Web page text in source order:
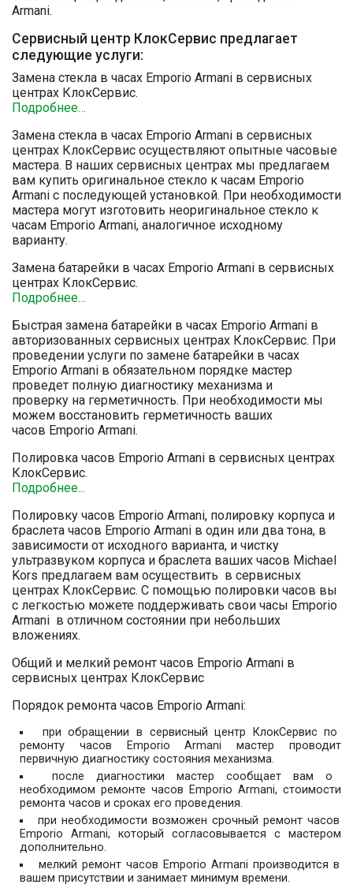
Armani.
Сервисный центр КлокСервис предлагает
следующие услуги:
Замена стекла в часах Emporio Armani в сервисных
центрах КлокСервис.
Подробнее…
Замена стекла в часах Emporio Armani в сервисных
центрах КлокСервис осуществляют опытные часовые
мастера. В наших сервисных центрах мы предлагаем
вам купить оригинальное стекло к часам Emporio
Armani с последующей установкой. При необходимости
мастера могут изготовить неоригинальное стекло к
часам Emporio Armani, аналогичное исходному
варианту.
Замена батарейки в часах Emporio Armani в сервисных
центрах КлокСервис.
Подробнее…
Быстрая замена батарейки в часах Emporio Armani в
авторизованных сервисных центрах КлокСервис. При
проведении услуги по замене батарейки в часах
Emporio Armani в обязательном порядке мастер
проведет полную диагностику механизма и
проверку на герметичность. При необходимости мы
можем восстановить герметичность ваших
часов Emporio Armani.
Полировка часов Emporio Armani в сервисных центрах
КлокСервис.
Подробнее...
Полировку часов Emporio Armani, полировку корпуса и
браслета часов Emporio Armani в один или два тона, в
зависимости от исходного варианта, и чистку
ультразвуком корпуса и браслета ваших часов Michael
Kors предлагаем вам осуществить в сервисных
центрах КлокСервис. С помощью полировки часов вы
с легкостью можете поддерживать свои часы Emporio
Armani в отличном состоянии при небольших
вложениях.
Общий и мелкий ремонт часов Emporio Armani в
сервисных центрах КлокСервис
Порядок ремонта часов Emporio Armani:
при обращении в сервисный центр КлокСервис по
ремонту часов Emporio Armani мастер проводит
первичную диагностику состояния механизма.
после диагностики мастер сообщает вам о
необходимом ремонте часов Emporio Armani, стоимости
ремонта часов и сроках его проведения.
при необходимости возможен срочный ремонт часов
Emporio Armani, который согласовывается с мастером
дополнительно.
мелкий ремонт часов Emporio Armani производится в
вашем присутствии и занимает минимум времени.